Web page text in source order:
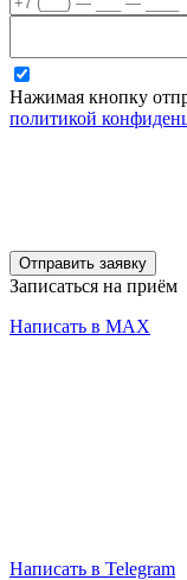
Нажимая кнопку
политикой
Отправить заявку
Записаться на приём
Написать в MAX
Написать в Telegram